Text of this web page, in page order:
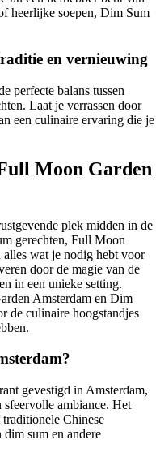
heerlijke soepen, Dim Sum
en vernieuwing
perfecte balans tussen
Laat je verrassen door
een culinaire ervaring die je
Moon Garden
plek midden in de
gerechten, Full Moon
wat je nodig hebt voor
door de magie van de
in een unieke setting.
Amsterdam en Dim
de culinaire hoogstandjes
gevestigd in Amsterdam,
sfeervolle ambiance. Het
Chinese
dim sum en andere